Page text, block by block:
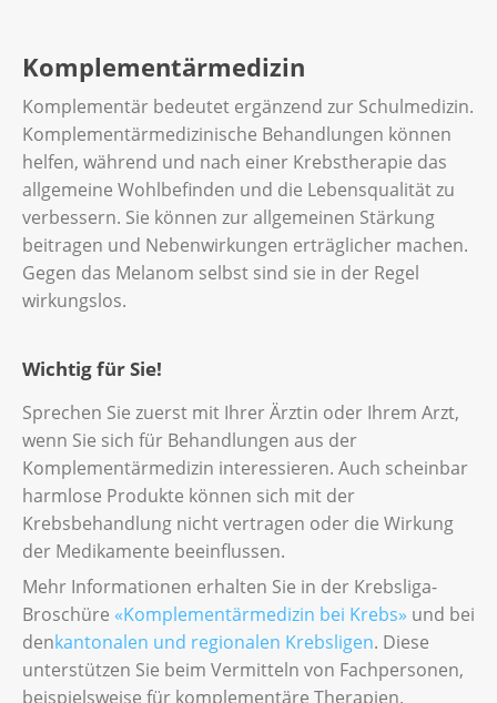
Komplementärmedizin
Komplementär bedeutet ergänzend zur Schulmedizin.
Komplementärmedizinische Behandlungen können
helfen, während und nach einer Krebstherapie das
allgemeine Wohlbefinden und die Lebensqualität zu
verbessern. Sie können zur allgemeinen Stärkung
beitragen und Nebenwirkungen erträglicher machen.
Gegen das Melanom selbst sind sie in der Regel
wirkungslos.
Wichtig für Sie!
Sprechen Sie zuerst mit Ihrer Ärztin oder Ihrem Arzt,
wenn Sie sich für Behandlungen aus der
Komplementärmedizin interessieren. Auch scheinbar
harmlose Produkte können sich mit der
Krebsbehandlung nicht vertragen oder die Wirkung
der Medikamente beeinflussen.
Mehr Informationen erhalten Sie in der Krebsliga-
Broschüre «Komplementärmedizin bei Krebs» und bei
denkantonalen und regionalen Krebsligen. Diese
unterstützen Sie beim Vermitteln von Fachpersonen,
beispielsweise für komplementäre Therapien.